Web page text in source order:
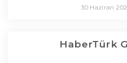
30 Haziran
HaberTürk